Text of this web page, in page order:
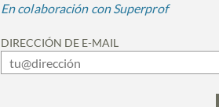
En colaboración con Superprof
DIRECCIÓN DE E-MAIL